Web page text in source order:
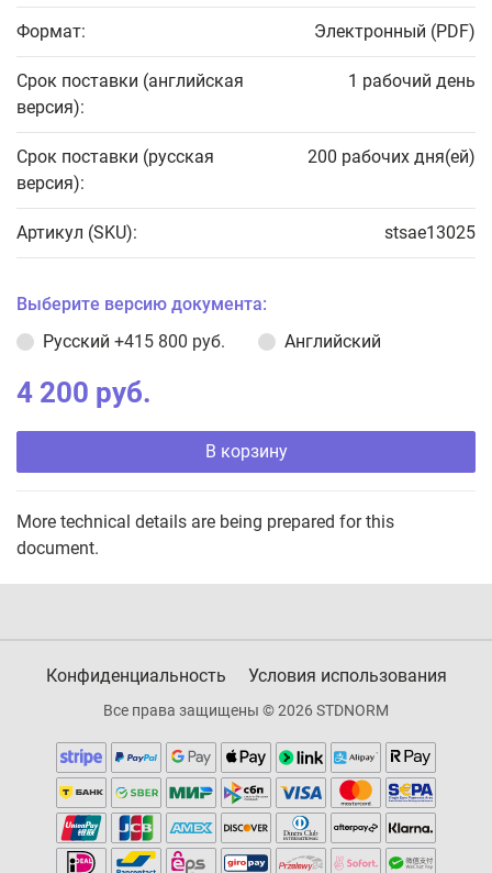
Формат: Электронный (PDF)
Срок поставки (английская
версия):
1 рабочий день
Срок поставки (русская
версия):
200 рабочих дня(ей)
Артикул (SKU): stsae13025
Выберите версию документа:
Русский +415 800 руб. Английский
4 200 руб.
В корзину
More technical details are being prepared for this
document.
Конфиденциальность Условия использования
Все права защищены © 2026 STDNORM